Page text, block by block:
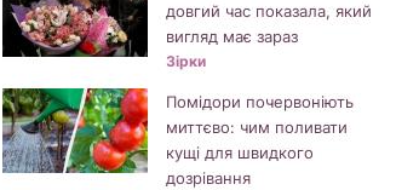
довгий час показала, який
вигляд має зараз
Зірки
Помідори почервоніють
миттєво: чим поливати
кущі для швидкого
дозрівання